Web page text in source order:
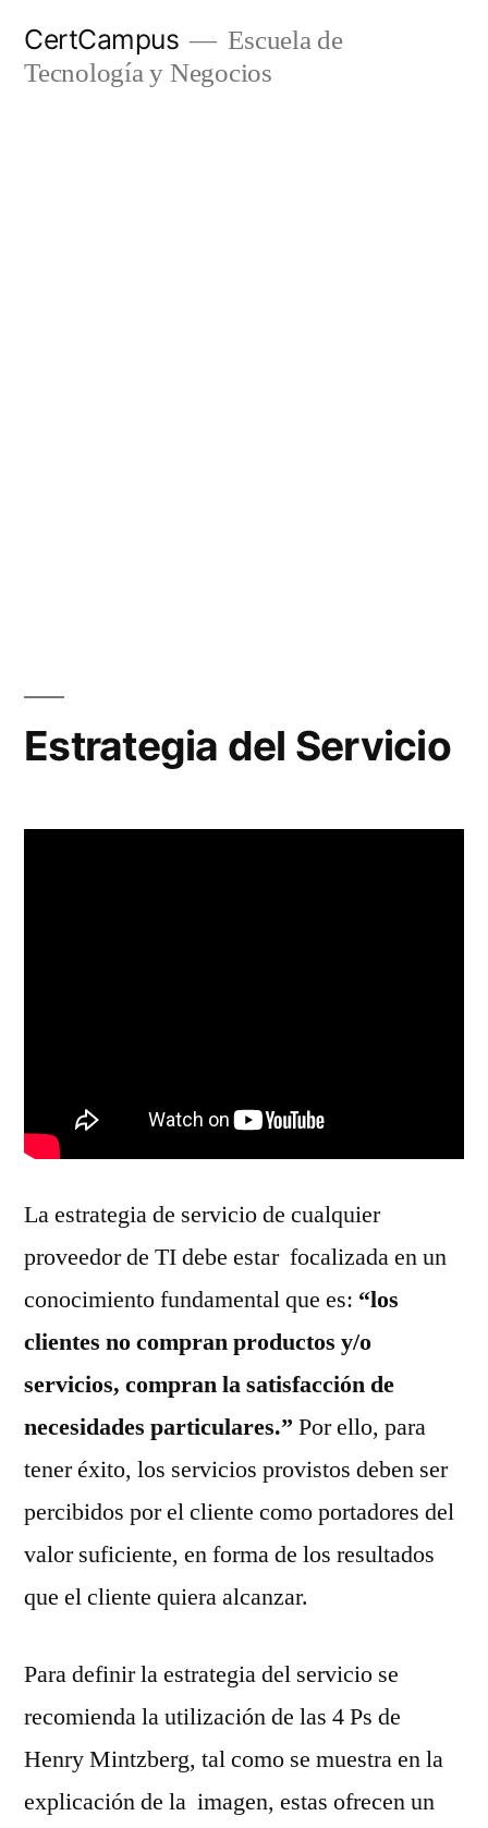
CertCampus
Escuela de
Tecnología y Negocios
Estrategia del Servicio
La estrategia de servicio de cualquier
proveedor de TI debe estar focalizada en un
conocimiento fundamental que es: “los
clientes no compran productos y/o
servicios, compran la satisfacción de
necesidades particulares.” Por ello, para
tener éxito, los servicios provistos deben ser
percibidos por el cliente como portadores del
valor suficiente, en forma de los resultados
que el cliente quiera alcanzar.
Para definir la estrategia del servicio se
recomienda la utilización de las 4 Ps de
Henry Mintzberg, tal como se muestra en la
explicación de la imagen, estas ofrecen un